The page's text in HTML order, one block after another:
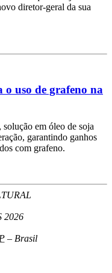
diretor-geral da sua
o uso de grafeno na
em óleo de soja
garantindo ganhos
com grafeno.
2026
– Brasil